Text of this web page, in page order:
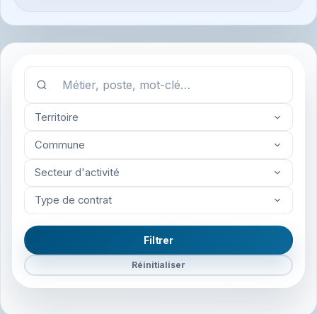
Territoire
Commune
Secteur d'activité
Type de contrat
Filtrer
Réinitialiser